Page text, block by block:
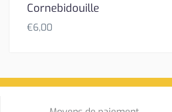
Cornebidouille
€6,00